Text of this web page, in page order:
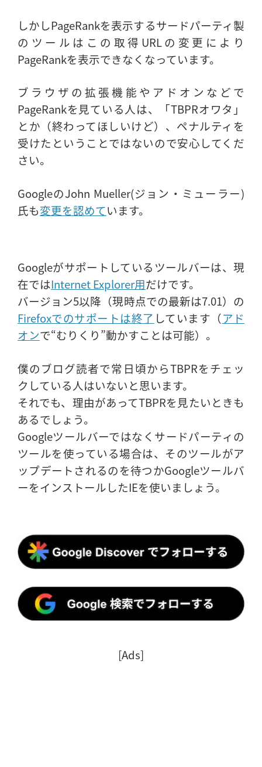
しかしPageRankを表示するサードパーティ製
のツールはこの取得URLの変更により
PageRankを表示できなくなっています。
ブラウザの拡張機能やアドオンなどで
PageRankを見ている人は、「TBPRオワタ」
とか（終わってほしいけど）、ペナルティを
受けたということではないので安心してくだ
さい。
GoogleのJohn Mueller(ジョン・ミューラー)
氏も変更を認めています。
Googleがサポートしているツールバーは、現
在ではInternet Explorer用だけです。
バージョン5以降（現時点での最新は7.01）の
Firefoxでのサポートは終了 しています（アド
オンで“むりくり”動かすことは可能）。
僕のブログ読者で常日頃からTBPRをチェッ
クしている人はいないと思います。
それでも、理由があってTBPRを見たいときも
あるでしょう。
Googleツールバーではなくサードパーティの
ツールを使っている場合は、そのツールがア
ップデートされるのを待つかGoogleツールバ
ーをインストールしたIEを使いましょう。
[Ads]